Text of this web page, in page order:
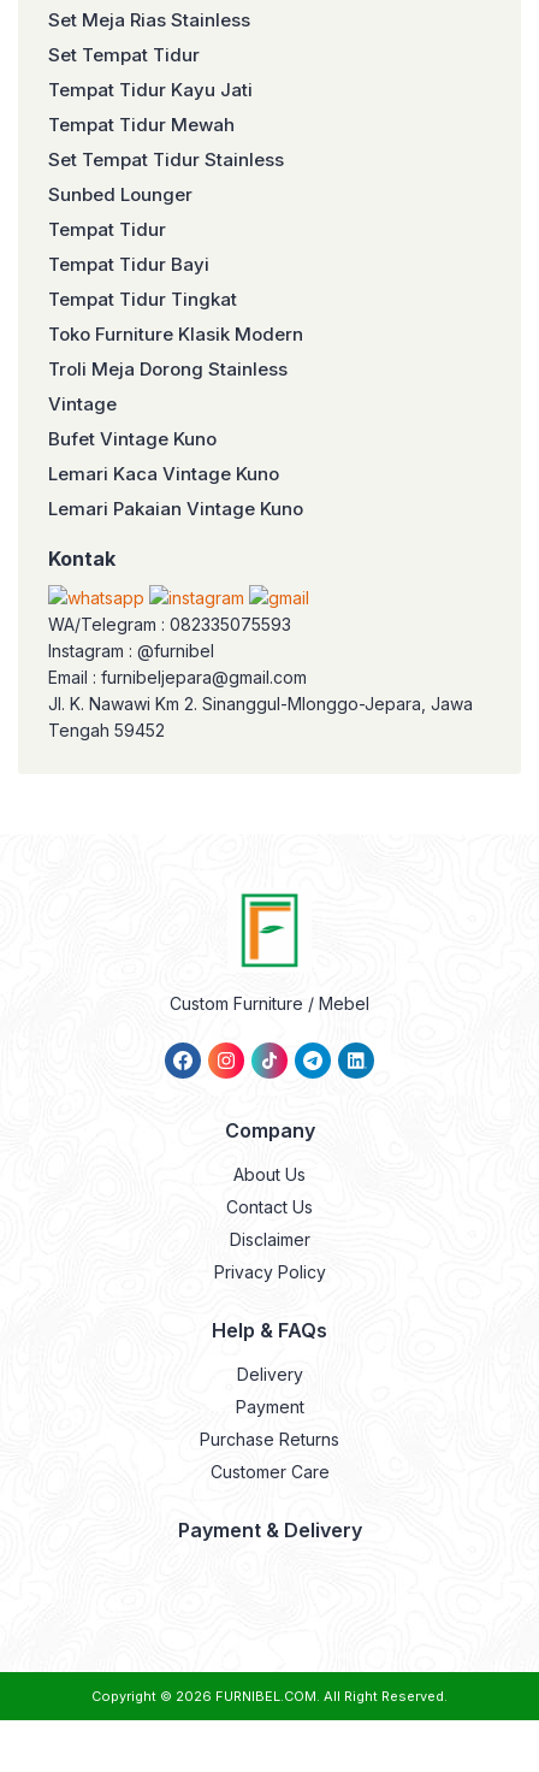
Set Meja Rias Stainless
Set Tempat Tidur
Tempat Tidur Kayu Jati
Tempat Tidur Mewah
Set Tempat Tidur Stainless
Sunbed Lounger
Tempat Tidur
Tempat Tidur Bayi
Tempat Tidur Tingkat
Toko Furniture Klasik Modern
Troli Meja Dorong Stainless
Vintage
Bufet Vintage Kuno
Lemari Kaca Vintage Kuno
Lemari Pakaian Vintage Kuno
Kontak
WA/Telegram : 082335075593
Instagram : @furnibel
Email : furnibeljepara@gmail.com
Jl. K. Nawawi Km 2. Sinanggul-Mlonggo-Jepara, Jawa
Tengah 59452
Custom Furniture / Mebel
Company
About Us
Contact Us
Disclaimer
Privacy Policy
Help & FAQs
Delivery
Payment
Purchase Returns
Customer Care
Payment & Delivery
Copyright © 2026 FURNIBEL.COM. All Right Reserved.